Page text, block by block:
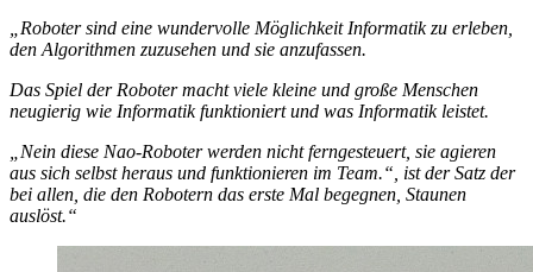
„Roboter sind eine wundervolle Möglichkeit Informatik zu erleben,
den Algorithmen zuzusehen und sie anzufassen.
Das Spiel der Roboter macht viele kleine und große Menschen
neugierig wie Informatik funktioniert und was Informatik leistet.
„Nein diese Nao-Roboter werden nicht ferngesteuert, sie agieren
aus sich selbst heraus und funktionieren im Team.“, ist der Satz der
bei allen, die den Robotern das erste Mal begegnen, Staunen
auslöst.“